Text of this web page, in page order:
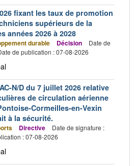
fixant les taux de promotion
supérieurs de la
années 2026 à 2028
durable Décision
Date de
de publication : 07-08-2026
N/D du 7 juillet 2026 relative
de circulation aérienne
Cormeilles-en-Vexin
à la sécurité.
Directive
Date de signature :
: 07-08-2026